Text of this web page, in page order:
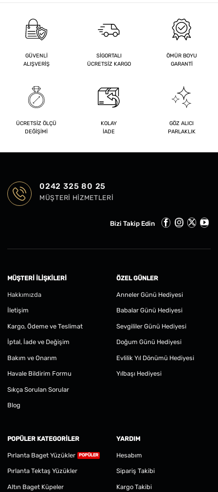
GÜVENLİ
ALIŞVERİŞ
SİGORTALI
ÜCRETSİZ KARGO
ÖMÜR BOYU
GARANTİ
ÜCRETSİZ ÖLÇÜ
DEĞİŞİMİ
KOLAY
İADE
GÖZ ALICI
PARLAKLIK
0242 325 80 25
MÜŞTERI HIZMETLERI
Bizi Takip Edin
MÜŞTERI İLIŞKILERI
Hakkımızda
İletişim
Kargo, Ödeme ve Teslimat
İptal, İade ve Değişim
Bakım ve Onarım
Havale Bildirim Formu
Sıkça Sorulan Sorular
Blog
ÖZEL GÜNLER
Anneler Günü Hediyesi
Babalar Günü Hediyesi
Sevgililer Günü Hediyesi
Doğum Günü Hediyesi
Evlilik Yıl Dönümü Hediyesi
Yılbaşı Hediyesi
POPÜLER KATEGORILER
Pırlanta Baget Yüzükler
Pırlanta Tektaş Yüzükler
Altın Baget Küpeler
YARDIM
Hesabım
Sipariş Takibi
Kargo Takibi